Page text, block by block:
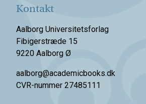
Kontakt
Aalborg Universitetsforlag
Fibigerstræde 15
9220 Aalborg Ø
aalborg@academicbooks.dk
CVR-nummer 27485111